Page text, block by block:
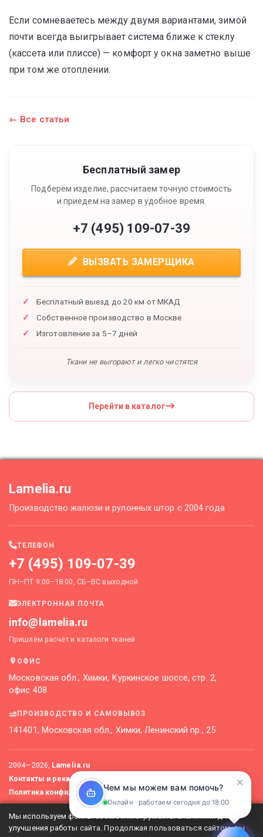
Если сомневаетесь между двумя вариантами, зимой
почти всегда выигрывает система ближе к стеклу
(кассета или плиссе) — комфорт у окна заметно выше
при том же отоплении.
← Все статьи
Бесплатный замер
Подберём изделие, рассчитаем точную стоимость
и приедем на замер в удобное время.
+7 (495) 109-07-39
ВЫЗВАТЬ ЗАМЕРЩИКА
Бесплатный выезд до 20 км от МКАД
Собственное производство в Москве
Изготовление за 5–7 дней
Ткани не выгорают и легко чистятся
Перейти в каталог
Lamelia.ru
Производство жалюзи и рулонных штор с 2004 года
ТЕЛЕФОН
+7 (495) 109-07-39
ПН–ПТ 9:00–18:00, СБ–ВС выходной
ЭЛЕКТРОННАЯ ПОЧТА
info@lamelia.ru
Пришлём расчёт и каталоги тканей
ОФИС
Московская обл., Химки, Куркинское шоссе, стр. 2,
офис 408
ПРОИЗВОДСТВО И САМОВЫВОЗ
141401, Московская обл., Химки, Ленинский пр., 25
2004—2026 Lamelia.ru
Контакты и реквизитыКарта сайта
Политика конфиденциальности
Не является публичной офертой. Актуальные цены уточняйте
у менеджеров.
Мы используем файлы cookie и инструменты аналитики для
улучшения работы сайта. Продолжая пользоваться сайтом, вы
✕
Чем мы можем вам помочь?
Онлайн · работаем сегодня до 18:00